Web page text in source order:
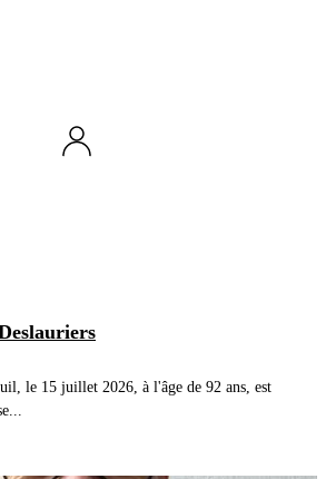
le 15 juillet 2026, à l'âge de 92 ans, est